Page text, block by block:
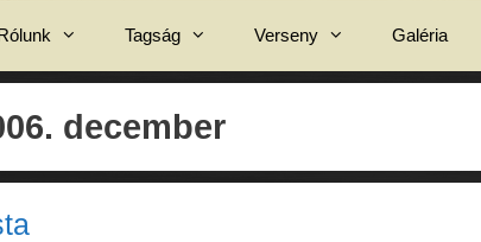
Tagság Verseny Galéria
december